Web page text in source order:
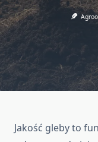
Jakość gleby to